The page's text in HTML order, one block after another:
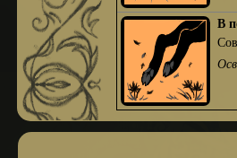
В